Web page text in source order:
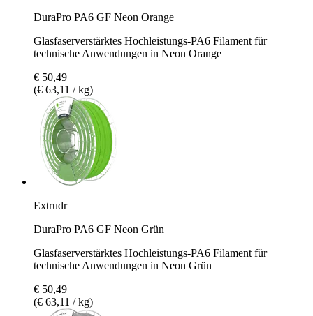
DuraPro PA6 GF Neon Orange
Glasfaserverstärktes Hochleistungs-PA6 Filament für
technische Anwendungen in Neon Orange
€ 50,49
(€ 63,11 / kg)
Extrudr
DuraPro PA6 GF Neon Grün
Glasfaserverstärktes Hochleistungs-PA6 Filament für
technische Anwendungen in Neon Grün
€ 50,49
(€ 63,11 / kg)